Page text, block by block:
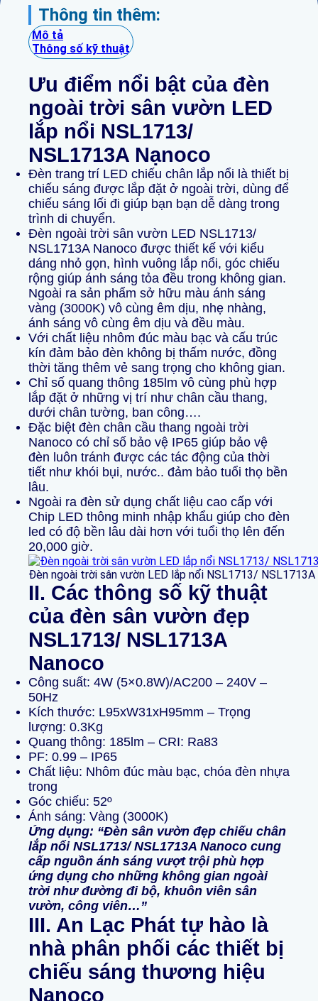
Thông tin thêm:
Mô tả
Thông số kỹ thuật
Ưu điểm nổi bật của đèn
ngoài trời sân vườn LED
lắp nổi NSL1713/
NSL1713A Nạnoco
Đèn trang trí LED chiếu chân lắp nổi là thiết bị
chiếu sáng được lắp đặt ở ngoài trời, dùng để
chiếu sáng lối đi giúp bạn bạn dễ dàng trong
trình di chuyển.
Đèn ngoài trời sân vườn LED NSL1713/
NSL1713A Nanoco được thiết kế với kiểu
dáng nhỏ gọn, hình vuông lắp nổi, góc chiếu
rộng giúp ánh sáng tỏa đều trong không gian.
Ngoài ra sản phẩm sở hữu màu ánh sáng
vàng (3000K) vô cùng êm dịu, nhẹ nhàng,
ánh sáng vô cùng êm dịu và đều màu.
Với chất liệu nhôm đúc màu bạc và cấu trúc
kín đảm bảo đèn không bị thấm nước, đồng
thời tăng thêm vẻ sang trọng cho không gian.
Chỉ số quang thông 185lm vô cùng phù hợp
lắp đặt ở những vị trí như chân cầu thang,
dưới chân tường, ban công….
Đặc biệt đèn chân cầu thang ngoài trời
Nanoco có chỉ số bảo vệ IP65 giúp bảo vệ
đèn luôn tránh được các tác động của thời
tiết như khói bụi, nước.. đảm bảo tuổi thọ bền
lâu.
Ngoài ra đèn sử dụng chất liệu cao cấp với
Chip LED thông minh nhập khẩu giúp cho đèn
led có độ bền lâu dài hơn với tuổi thọ lên đến
20,000 giờ.
Đèn ngoài trời sân vườn LED lắp nổi NSL1713/ NSL1713A
II. Các thông số kỹ thuật
của đèn sân vườn đẹp
NSL1713/ NSL1713A
Nanoco
Công suất: 4W (5×0.8W)/AC200 – 240V –
50Hz
Kích thước: L95xW31xH95mm – Trọng
lượng: 0.3Kg
Quang thông: 185lm – CRI: Ra83
PF: 0.99 – IP65
Chất liệu: Nhôm đúc màu bạc, chóa đèn nhựa
trong
Góc chiếu: 52º
Ánh sáng: Vàng (3000K)
Ứng dụng: “Đèn sân vườn đẹp chiếu chân
lắp nổi NSL1713/ NSL1713A Nanoco cung
cấp nguồn ánh sáng vượt trội phù hợp
ứng dụng cho những không gian ngoài
trời như đường đi bộ, khuôn viên sân
vườn, công viên…”
III. An Lạc Phát tự hào là
nhàphân phối các thiết bị
chiếu sáng thương hiệu
Nanoco